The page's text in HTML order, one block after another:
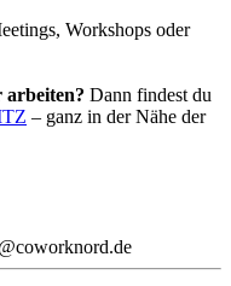
Workshops oder
arbeiten? Dann findest du
– ganz in der Nähe der